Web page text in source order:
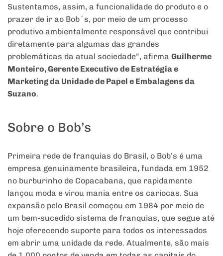
Sustentamos, assim, a funcionalidade do produto e o
prazer de ir ao Bob´s, por meio de um processo
produtivo ambientalmente responsável que contribui
diretamente para algumas das grandes
problemáticas da atual sociedade”, afirma Guilherme
Monteiro, Gerente Executivo de Estratégia e
Marketing da Unidade de Papel e Embalagens da
Suzano.
Sobre o Bob’s
Primeira rede de franquias do Brasil, o Bob’s é uma
empresa genuinamente brasileira, fundada em 1952
no burburinho de Copacabana, que rapidamente
lançou moda e virou mania entre os cariocas. Sua
expansão pelo Brasil começou em 1984 por meio de
um bem-sucedido sistema de franquias, que segue até
hoje oferecendo suporte para todos os interessados
em abrir uma unidade da rede. Atualmente, são mais